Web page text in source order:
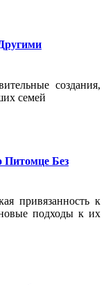
создания,
семей
Питомце Без
привязанность к
подходы к их